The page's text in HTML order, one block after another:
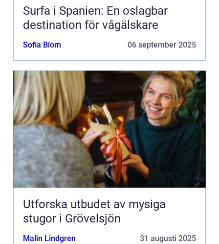
Surfa i Spanien: En oslagbar
destination för vågälskare
Sofia Blom 06 september 2025
Utforska utbudet av mysiga
stugor i Grövelsjön
Malin Lindgren 31 augusti 2025